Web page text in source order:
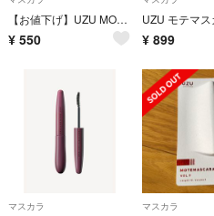
【お値下げ】UZU MOTE MASCARA カーキ
¥ 550 ¥ 899
マスカラ マスカラ